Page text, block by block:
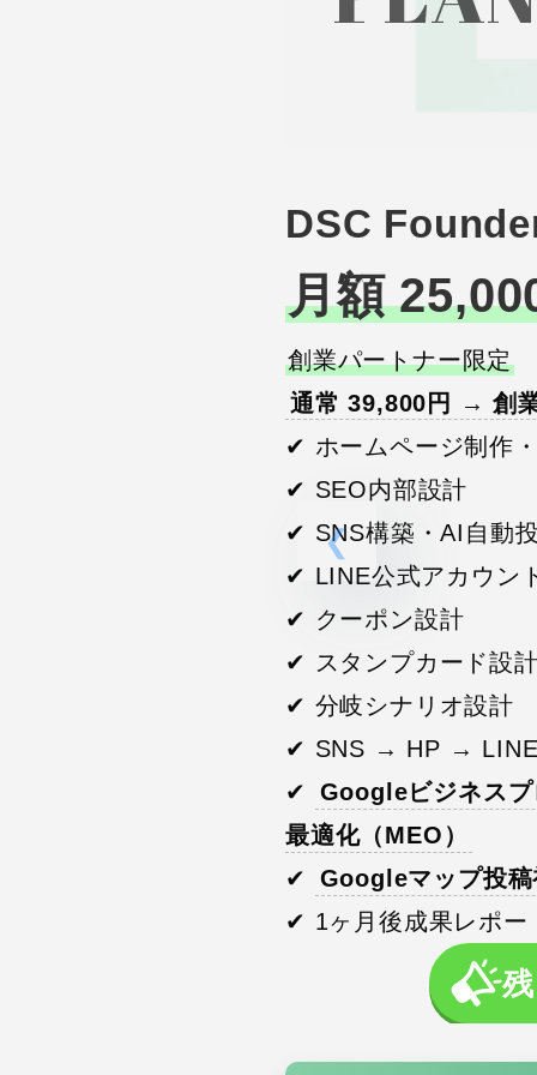
DSC
月額
創業パートナー限定
通常 39,800円 → 創
✔ ホームページ制作
✔ SEO内部設計
✔ SNS構築・AI自動
✔ LINE公式アカウン
✔ クーポン設計
✔ スタンプカード設
✔ 分岐シナリオ設計
✔ SNS → HP → LINE
✔
Googleビジネス
最適化（MEO）
✔
Googleマップ投稿
✔ 1ヶ月後成果レポー